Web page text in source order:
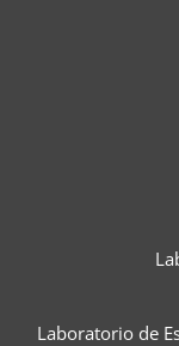
Laboratorio de